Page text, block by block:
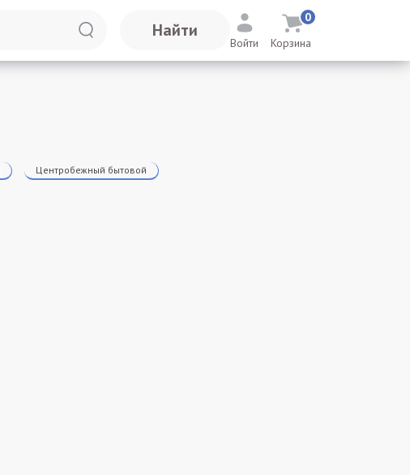
Найти
Войти Корзина
0
Центробежный бытовой